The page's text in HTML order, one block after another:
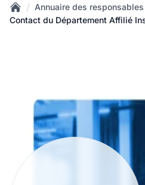
Home
/ Annuaire des
Contact du Département Affilié